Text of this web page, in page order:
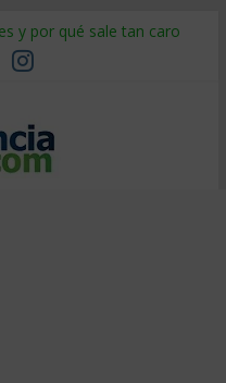
y por qué sale tan caro
después del terremoto
el cambio sin fracasar
IA: qué cambia en el oficio
que todos piensen igual